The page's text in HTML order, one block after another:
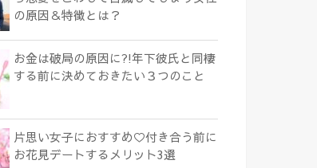
の原因＆特徴とは？
お金は破局の原因に?!年下彼氏と同棲
する前に決めておきたい３つのこと
片思い女子におすすめ♡付き合う前に
お花見デートするメリット3選